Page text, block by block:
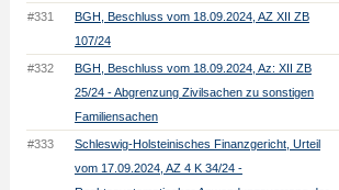
#331
BGH, Beschluss vom 18.09.2024, AZ XII ZB
107/24
#332
BGH, Beschluss vom 18.09.2024, Az: XII ZB
25/24 - Abgrenzung Zivilsachen zu sonstigen
Familiensachen
#333
Schleswig-Holsteinisches Finanzgericht, Urteil
vom 17.09.2024, AZ 4 K 34/24 -